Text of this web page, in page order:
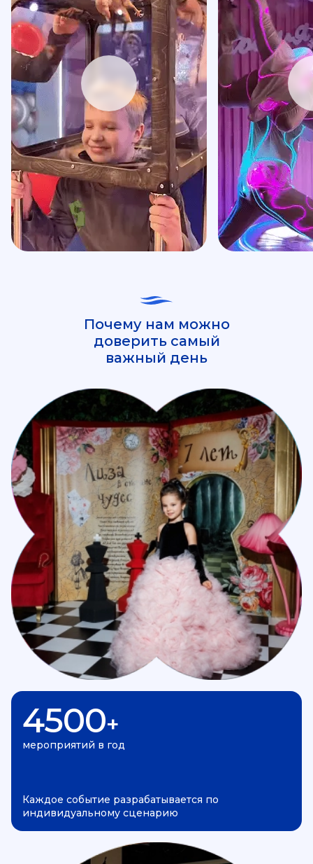
Почему нам можно
доверить самый
важный день
4500+
мероприятий в год
Каждое событие разрабатывается по
индивидуальному сценарию